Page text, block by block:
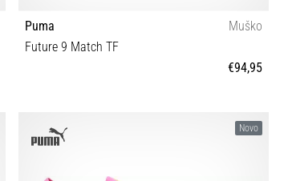
Puma
Muško
Future 9 Match TF
€94,95
40 40½ 41 42 42½ 43 44 44½ 45 46 46½ 47Novo